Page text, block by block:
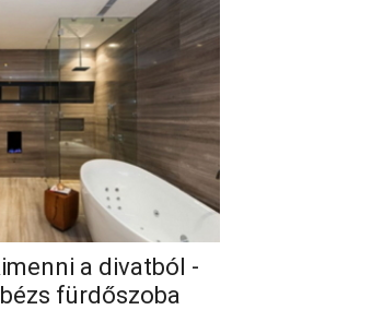
a divatból -
fürdőszoba